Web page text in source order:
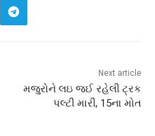
Next article
મજુરોને લઇ જઈ રહેલી ટ્રક
પલ્ટી મારી, 15ના મોત